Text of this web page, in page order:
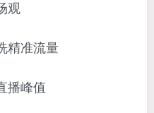
观
精准流量
播峰值